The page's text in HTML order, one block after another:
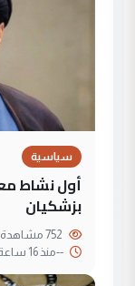
سياسية
أول نشاط
بزشكيان
--منذ 16 ساعة